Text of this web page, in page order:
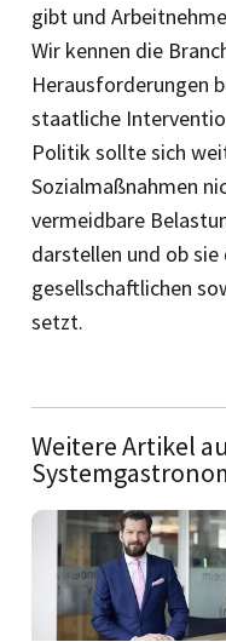
gibt und
Wir kennen die
Herausforderungen
staatliche
Politik sollte sich
Sozialmaßnahmen
vermeidbare
darstellen und ob
gesellschaftlichen
setzt.
Weitere Artikel